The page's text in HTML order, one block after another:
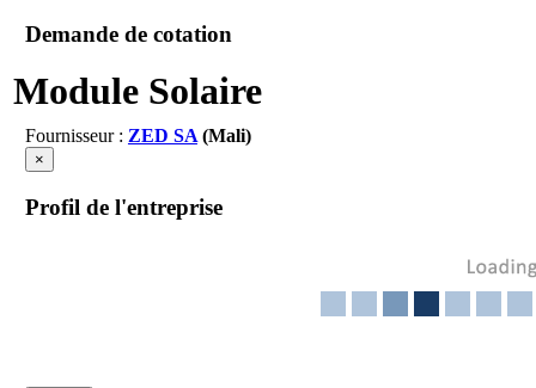
Demande de cotation
Module Solaire
Fournisseur : ZED SA(Mali)
×
Profil de l'entreprise